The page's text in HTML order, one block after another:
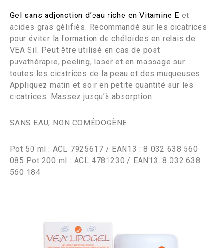
Gel sans adjonction d’eau riche en Vitamine E et
acides gras gélifiés. Recommandé sur les cicatrices
pour éviter la formation de chéloïdes en relais de
VEA Sil. Peut être utilisé en cas de post
puvathérapie, peeling, laser et en massage sur
toutes les cicatrices de la peau et des muqueuses.
Appliquez matin et soir en petite quantité sur les
cicatrices. Massez jusqu’à absorption.
SANS EAU, NON COMÉDOGÈNE
Pot 50 ml : ACL 7925617 / EAN13 : 8 032 638 560
085 Pot 200 ml : ACL 4781230 / EAN13: 8 032 638
560 184